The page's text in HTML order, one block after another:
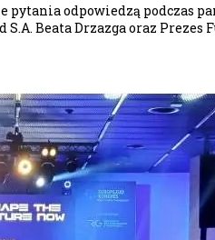
pytania odpowiedzą
Beata Drzazga oraz Prezes